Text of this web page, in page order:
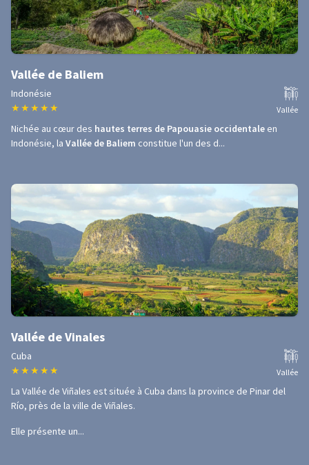
Vallée de Baliem
Indonésie
★ ★ ★ ★ ★ Vallée
Nichée au cœur des hautes terres de Papouasie occidentale en
Indonésie, la Vallée de Baliem constitue l'un des d...
Vallée de Vinales
Cuba
★ ★ ★ ★ ★ Vallée
La Vallée de Viñales est située à Cuba dans la province de Pinar del
Río, près de la ville de Viñales.
Elle présente un...